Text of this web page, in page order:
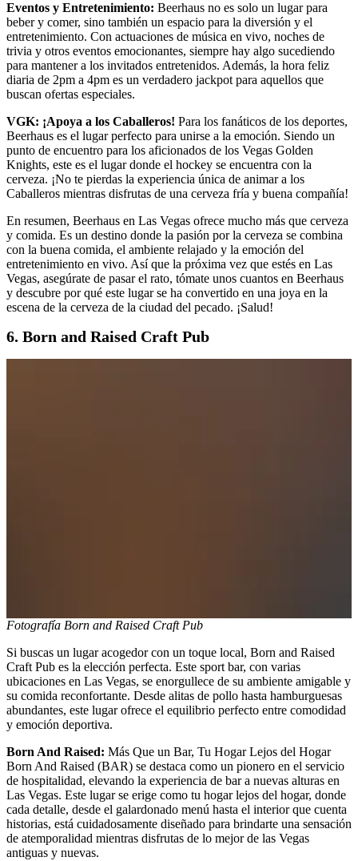
Eventos y Entretenimiento: Beerhaus no es solo un lugar para
beber y comer, sino también un espacio para la diversión y el
entretenimiento. Con actuaciones de música en vivo, noches de
trivia y otros eventos emocionantes, siempre hay algo sucediendo
para mantener a los invitados entretenidos. Además, la hora feliz
diaria de 2pm a 4pm es un verdadero jackpot para aquellos que
buscan ofertas especiales.
VGK: ¡Apoya a los Caballeros! Para los fanáticos de los deportes,
Beerhaus es el lugar perfecto para unirse a la emoción. Siendo un
punto de encuentro para los aficionados de los Vegas Golden
Knights, este es el lugar donde el hockey se encuentra con la
cerveza. ¡No te pierdas la experiencia única de animar a los
Caballeros mientras disfrutas de una cerveza fría y buena compañía!
En resumen, Beerhaus en Las Vegas ofrece mucho más que cerveza
y comida. Es un destino donde la pasión por la cerveza se combina
con la buena comida, el ambiente relajado y la emoción del
entretenimiento en vivo. Así que la próxima vez que estés en Las
Vegas, asegúrate de pasar el rato, tómate unos cuantos en Beerhaus
y descubre por qué este lugar se ha convertido en una joya en la
escena de la cerveza de la ciudad del pecado. ¡Salud!
6. Born and Raised Craft Pub
Fotografía Born and Raised Craft Pub
Si buscas un lugar acogedor con un toque local, Born and Raised
Craft Pub es la elección perfecta. Este sport bar, con varias
ubicaciones en Las Vegas, se enorgullece de su ambiente amigable y
su comida reconfortante. Desde alitas de pollo hasta hamburguesas
abundantes, este lugar ofrece el equilibrio perfecto entre comodidad
y emoción deportiva.
Born And Raised: Más Que un Bar, Tu Hogar Lejos del Hogar
Born And Raised (BAR) se destaca como un pionero en el servicio
de hospitalidad, elevando la experiencia de bar a nuevas alturas en
Las Vegas. Este lugar se erige como tu hogar lejos del hogar, donde
cada detalle, desde el galardonado menú hasta el interior que cuenta
historias, está cuidadosamente diseñado para brindarte una sensación
de atemporalidad mientras disfrutas de lo mejor de las Vegas
antiguas y nuevas.